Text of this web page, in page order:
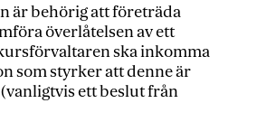
är behörig att företräda
överlåtelsen av ett
ska inkomma
som styrker att denne är
ett beslut från